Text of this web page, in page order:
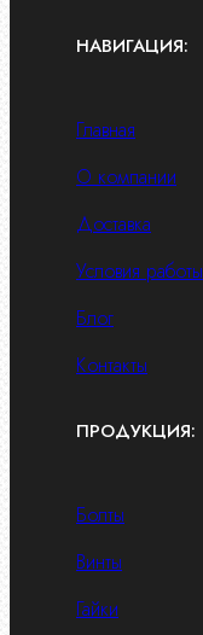
НАВИГАЦИЯ:
Главная
О компании
Доставка
Условия работы
Блог
Контакты
ПРОДУКЦИЯ:
Болты
Винты
Гайки